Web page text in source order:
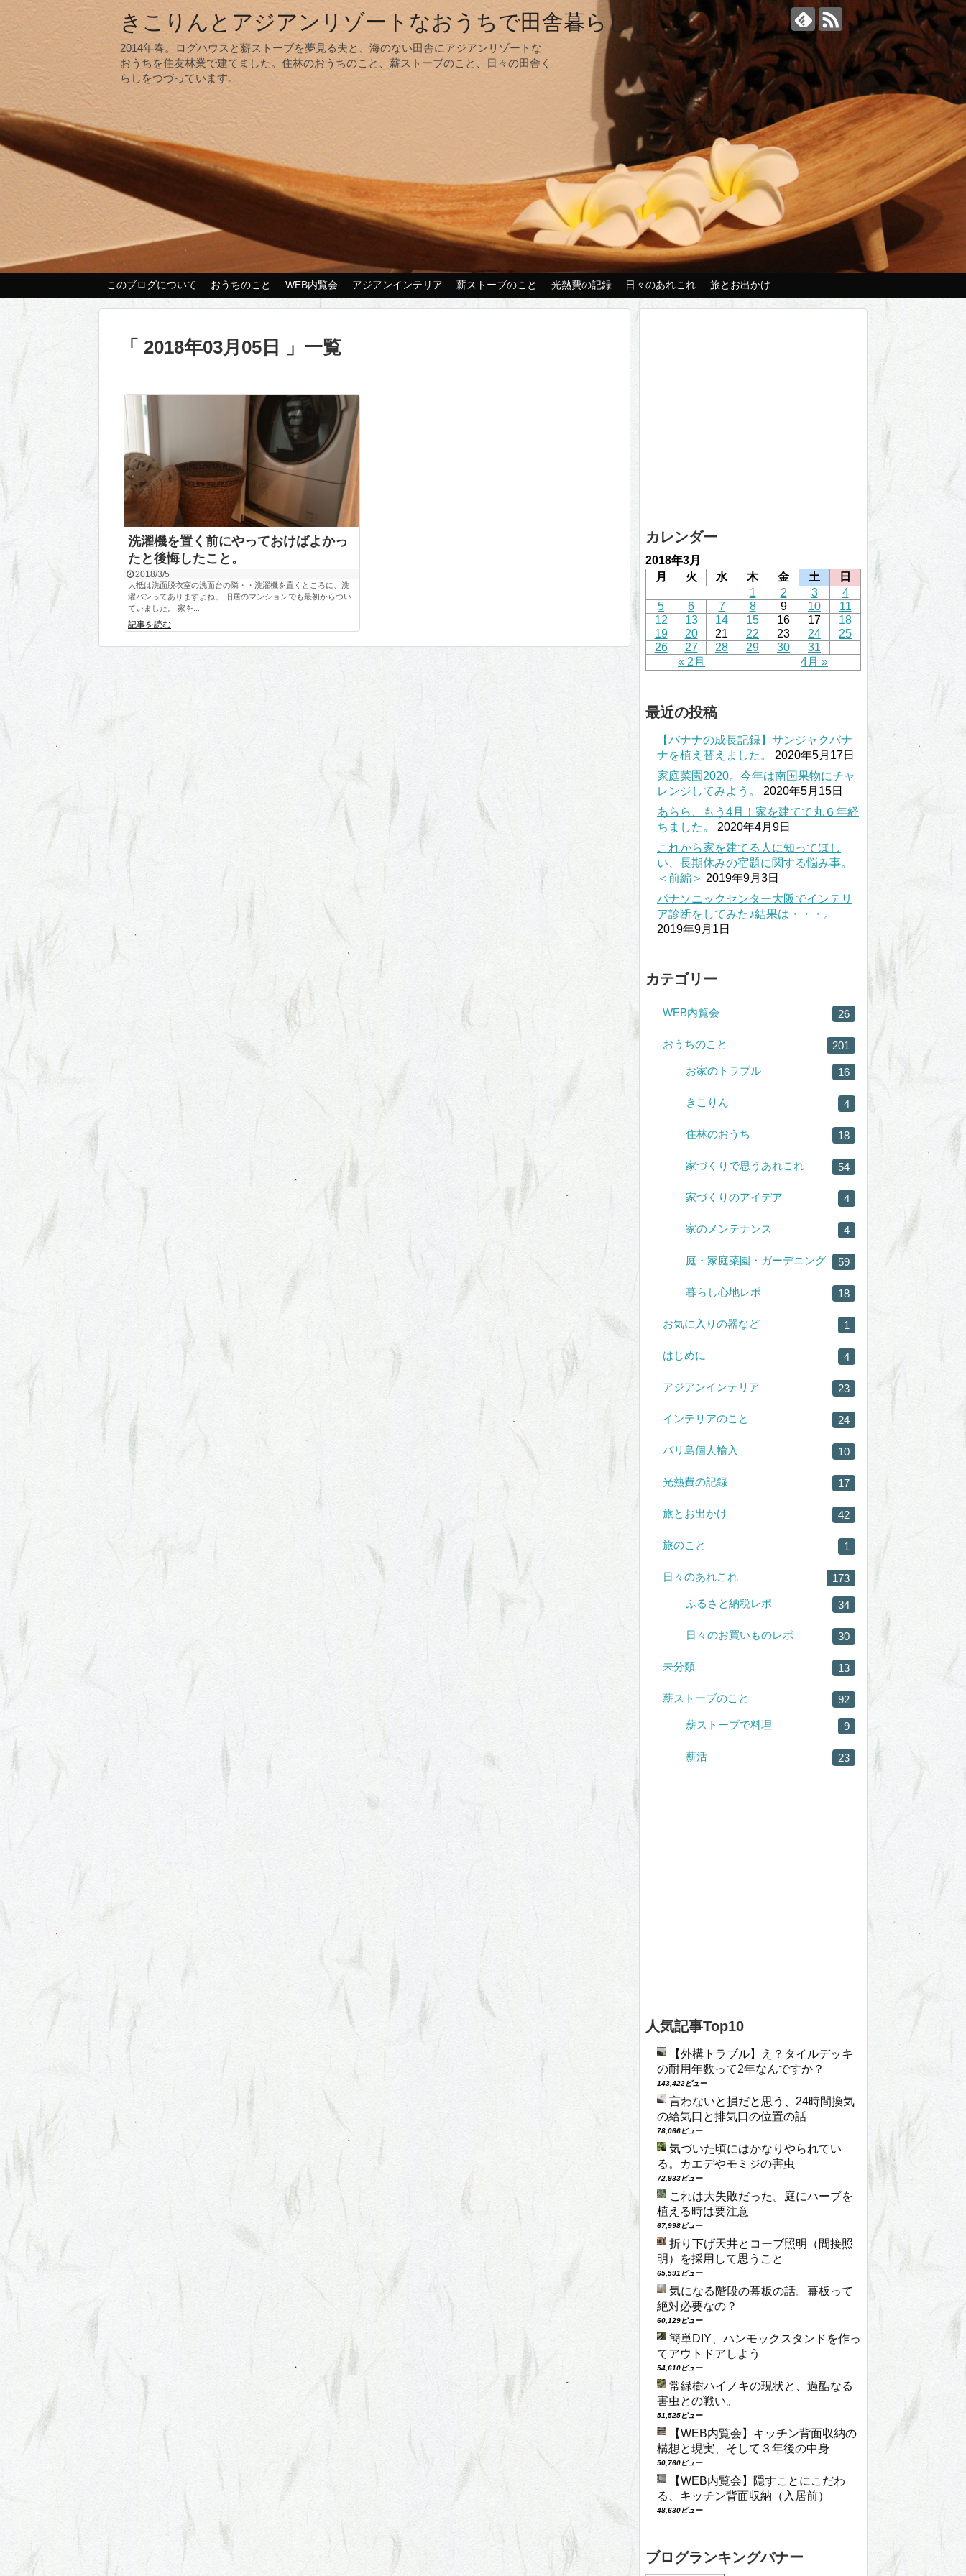
きこりんとアジアンリゾートなおうちで田舎暮らし
2014年春。ログハウスと薪ストーブを夢見る夫と、海のない田舎にアジアンリゾートな
おうちを住友林業で建てました。住林のおうちのこと、薪ストーブのこと、日々の田舎く
らしをつづっています。
このブログについて おうちのこと WEB内覧会 アジアンインテリア 薪ストーブのこと 光熱費の記録 日々のあれこれ 旅とお出かけ
「 2018年03月05日 」一覧
洗濯機を置く前にやっておけばよかっ
たと後悔したこと。
2018/3/5
大抵は洗面脱衣室の洗面台の隣・・洗濯機を置くところに、洗
濯パンってありますよね。 旧居のマンションでも最初からつい
ていました。 家を...
記事を読む
カレンダー
2018年3月
月
火 水 木 金 土 日
« 2月 4月 »
1 2 3
4
5
6 7 8 9 10
11
12
13 14 15 16 17
18
19
20 21 22 23 24
25
26
27 28 29 30 31
最近の投稿
【バナナの成長記録】サンジャクバナ
ナを植え替えました。
2020年5月17日
家庭菜園2020。今年は南国果物にチャ
レンジしてみよう。
2020年5月15日
あらら、もう4月！家を建てて丸６年経
ちました。
2020年4月9日
これから家を建てる人に知ってほし
い、長期休みの宿題に関する悩み事。
＜前編＞ 2019年9月3日
パナソニックセンター大阪でインテリ
ア診断をしてみた♪結果は・・・。
2019年9月1日
カテゴリー
WEB内覧会 26
おうちのこと 201
お家のトラブル 16
きこりん 4
住林のおうち 18
家づくりで思うあれこれ 54
家づくりのアイデア 4
家のメンテナンス 4
庭・家庭菜園・ガーデニング 59
暮らし心地レポ 18
お気に入りの器など 1
はじめに 4
アジアンインテリア 23
インテリアのこと 24
バリ島個人輸入 10
光熱費の記録 17
旅とお出かけ 42
旅のこと 1
日々のあれこれ 173
ふるさと納税レポ 34
日々のお買いものレポ 30
未分類 13
薪ストーブのこと 92
薪ストーブで料理 9
薪活 23
人気記事Top10
【外構トラブル】え？タイルデッキ
の耐用年数って2年なんですか？
143,422ビュー
言わないと損だと思う、24時間換気
の給気口と排気口の位置の話
78,066ビュー
気づいた頃にはかなりやられてい
る。カエデやモミジの害虫
72,933ビュー
これは大失敗だった。庭にハーブを
植える時は要注意
67,998ビュー
折り下げ天井とコーブ照明（間接照
明）を採用して思うこと
65,591ビュー
気になる階段の幕板の話。幕板って
絶対必要なの？
60,129ビュー
簡単DIY、ハンモックスタンドを作っ
てアウトドアしよう
54,610ビュー
常緑樹ハイノキの現状と、過酷なる
害虫との戦い。
51,525ビュー
【WEB内覧会】キッチン背面収納の
構想と現実、そして３年後の中身
50,760ビュー
【WEB内覧会】隠すことにこだわ
る、キッチン背面収納（入居前）
48,630ビュー
ブログランキングバナー